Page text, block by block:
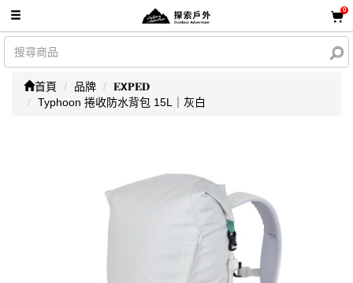
0
首頁 品牌
𝐄𝗫𝐏𝐄𝐃
Typhoon 捲收防水背包 15L｜灰白